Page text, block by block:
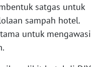
satgas untuk
sampah hotel.
untuk mengawasi